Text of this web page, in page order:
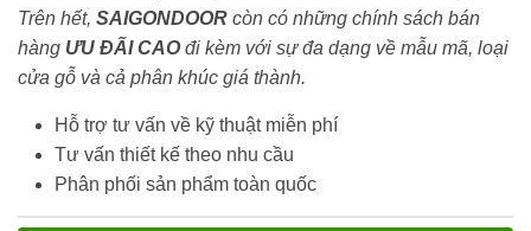
Trên hết, SAIGONDOOR còn có những chính sách bán
hàng ƯU ĐÃI CAOđi kèm với sự đa dạng về mẫu mã, loại
cửa gỗ và cả phân khúc giá thành.
Hỗ trợ tư vấn về kỹ thuật miễn phí
Tư vấn thiết kế theo nhu cầu
Phân phối sản phẩm toàn quốc